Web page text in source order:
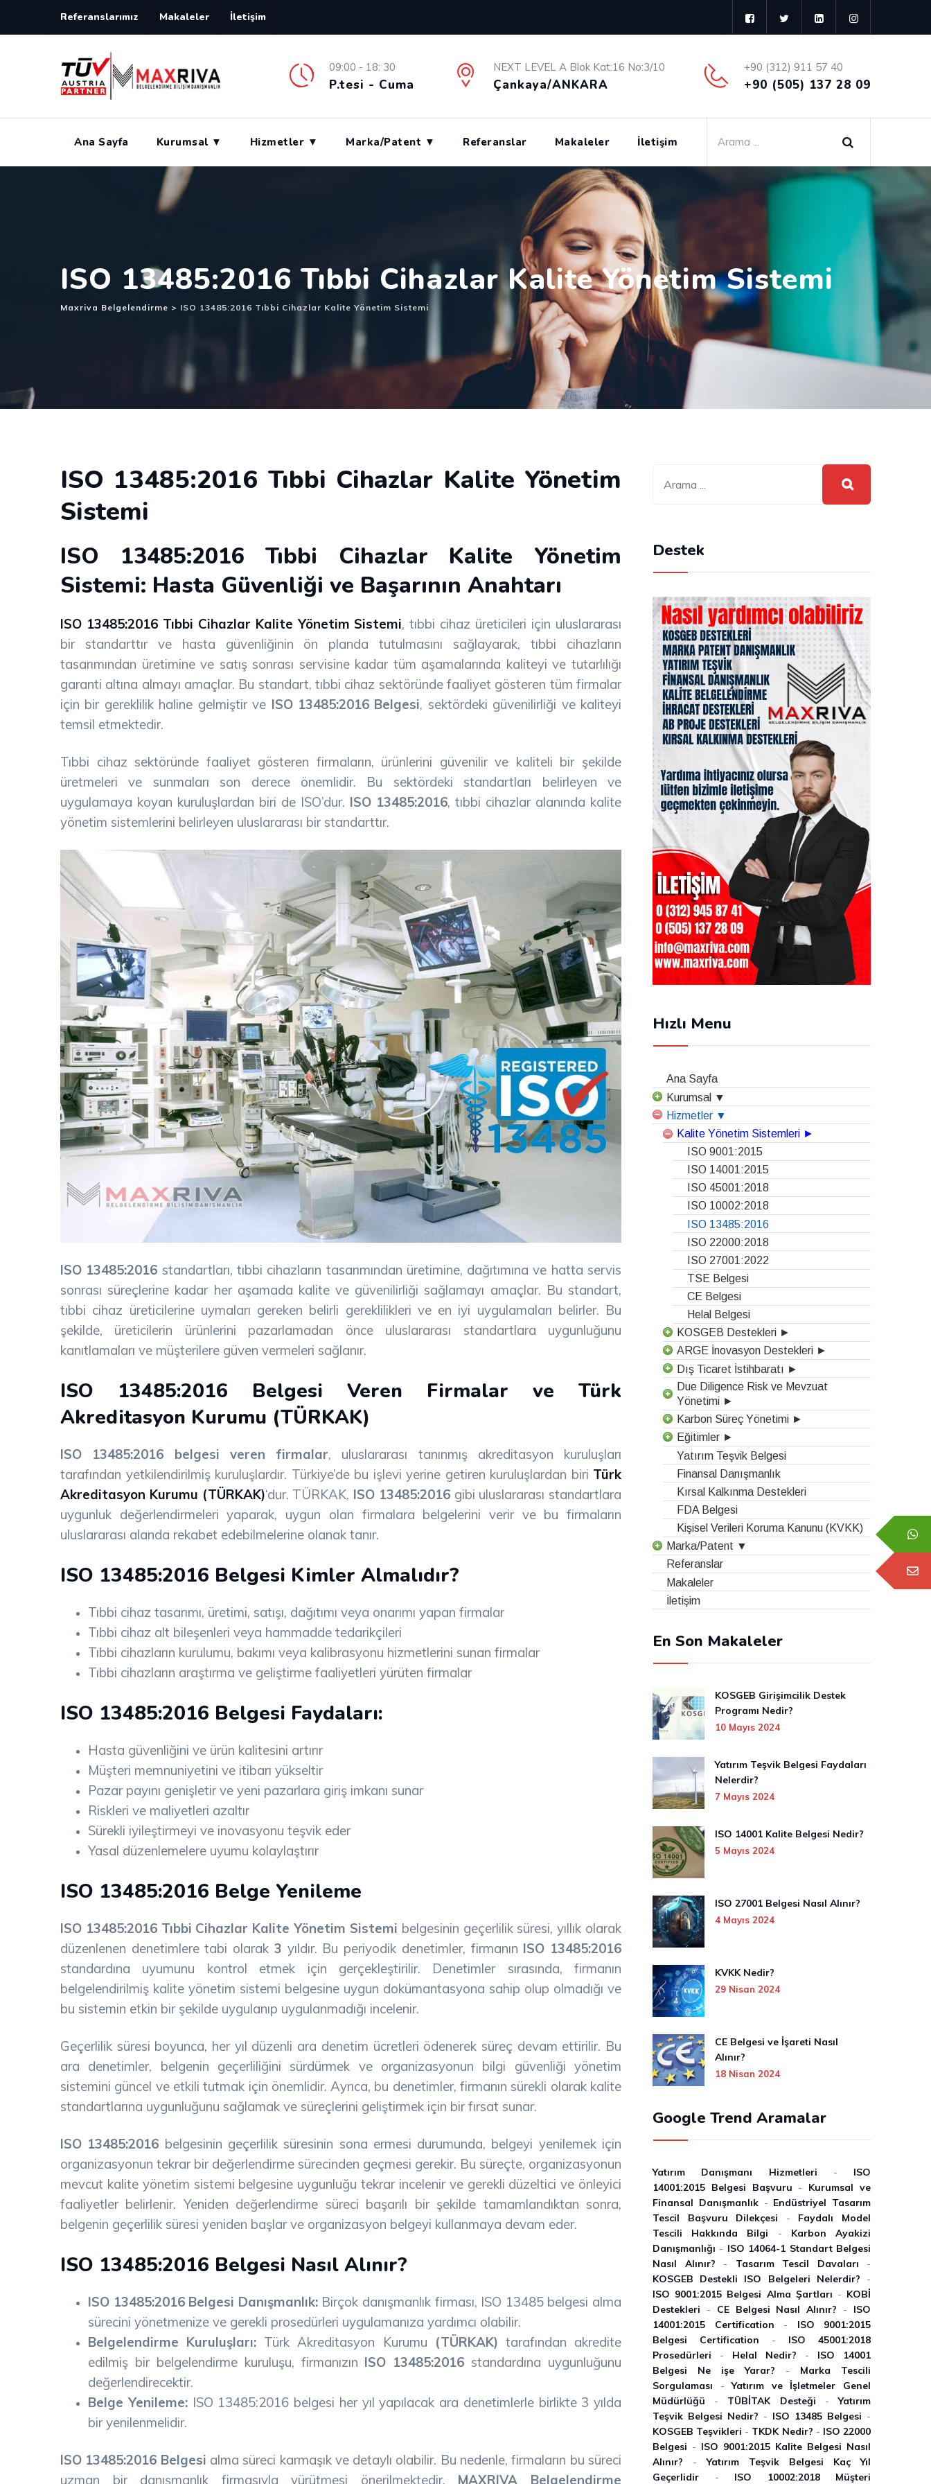
Referanslarımız Makaleler İletişim
09:00 - 18: 30
P.tesi - Cuma
NEXT LEVEL A Blok Kat:16 No:3/10
Çankaya/ANKARA
+90 (312) 911 57 40
+90 (505) 137 28 09
Ana Sayfa Kurumsal ▼ Hizmetler ▼ Marka/Patent ▼ Referanslar Makaleler İletişim
ISO 13485:2016 Tıbbi Cihazlar Kalite Yönetim Sistemi
Maxriva Belgelendirme > ISO 13485:2016 Tıbbi Cihazlar Kalite Yönetim Sistemi
ISO 13485:2016 Tıbbi Cihazlar Kalite Yönetim
Sistemi
ISO 13485:2016 Tıbbi Cihazlar Kalite Yönetim
Sistemi: Hasta Güvenliği ve Başarının Anahtarı
ISO 13485:2016 Tıbbi Cihazlar Kalite Yönetim Sistemi, tıbbi cihaz üreticileri için uluslararası
bir standarttır ve hasta güvenliğinin ön planda tutulmasını sağlayarak, tıbbi cihazların
tasarımından üretimine ve satış sonrası servisine kadar tüm aşamalarında kaliteyi ve tutarlılığı
garanti altına almayı amaçlar. Bu standart, tıbbi cihaz sektöründe faaliyet gösteren tüm firmalar
için bir gereklilik haline gelmiştir ve ISO 13485:2016 Belgesi, sektördeki güvenilirliği ve kaliteyi
temsil etmektedir.
Tıbbi cihaz sektöründe faaliyet gösteren firmaların, ürünlerini güvenilir ve kaliteli bir şekilde
üretmeleri ve sunmaları son derece önemlidir. Bu sektördeki standartları belirleyen ve
uygulamaya koyan kuruluşlardan biri de ISO’dur. ISO 13485:2016, tıbbi cihazlar alanında kalite
yönetim sistemlerini belirleyen uluslararası bir standarttır.
ISO 13485:2016 standartları, tıbbi cihazların tasarımından üretimine, dağıtımına ve hatta servis
sonrası süreçlerine kadar her aşamada kalite ve güvenilirliği sağlamayı amaçlar. Bu standart,
tıbbi cihaz üreticilerine uymaları gereken belirli gereklilikleri ve en iyi uygulamaları belirler. Bu
şekilde, üreticilerin ürünlerini pazarlamadan önce uluslararası standartlara uygunluğunu
kanıtlamaları ve müşterilere güven vermeleri sağlanır.
ISO 13485:2016 Belgesi Veren Firmalar ve Türk
Akreditasyon Kurumu (TÜRKAK)
ISO 13485:2016 belgesi veren firmalar, uluslararası tanınmış akreditasyon kuruluşları
tarafından yetkilendirilmiş kuruluşlardır. Türkiye’de bu işlevi yerine getiren kuruluşlardan biri Türk
Akreditasyon Kurumu (TÜRKAK)‘dur. TÜRKAK, ISO 13485:2016gibi uluslararası standartlara
uygunluk değerlendirmeleri yaparak, uygun olan firmalara belgelerini verir ve bu firmaların
uluslararası alanda rekabet edebilmelerine olanak tanır.
ISO 13485:2016 Belgesi Kimler Almalıdır?
Tıbbi cihaz tasarımı, üretimi, satışı, dağıtımı veya onarımı yapan firmalar
Tıbbi cihaz alt bileşenleri veya hammadde tedarikçileri
Tıbbi cihazların kurulumu, bakımı veya kalibrasyonu hizmetlerini sunan firmalar
Tıbbi cihazların araştırma ve geliştirme faaliyetleri yürüten firmalar
ISO 13485:2016 Belgesi Faydaları:
Hasta güvenliğini ve ürün kalitesini artırır
Müşteri memnuniyetini ve itibarı yükseltir
Pazar payını genişletir ve yeni pazarlara giriş imkanı sunar
Riskleri ve maliyetleri azaltır
Sürekli iyileştirmeyi ve inovasyonu teşvik eder
Yasal düzenlemelere uyumu kolaylaştırır
ISO 13485:2016 Belge Yenileme
ISO 13485:2016 Tıbbi Cihazlar Kalite Yönetim Sistemi belgesinin geçerlilik süresi, yıllık olarak
düzenlenen denetimlere tabi olarak 3 yıldır. Bu periyodik denetimler, firmanın ISO 13485:2016
standardına uyumunu kontrol etmek için gerçekleştirilir. Denetimler sırasında, firmanın
belgelendirilmiş kalite yönetim sistemi belgesine uygun dokümantasyona sahip olup olmadığı ve
bu sistemin etkin bir şekilde uygulanıp uygulanmadığı incelenir.
Geçerlilik süresi boyunca, her yıl düzenli ara denetim ücretleri ödenerek süreç devam ettirilir. Bu
ara denetimler, belgenin geçerliliğini sürdürmek ve organizasyonun bilgi güvenliği yönetim
sistemini güncel ve etkili tutmak için önemlidir. Ayrıca, bu denetimler, firmanın sürekli olarak kalite
standartlarına uygunluğunu sağlamak ve süreçlerini geliştirmek için bir fırsat sunar.
ISO 13485:2016 belgesinin geçerlilik süresinin sona ermesi durumunda, belgeyi yenilemek için
organizasyonun tekrar bir değerlendirme sürecinden geçmesi gerekir. Bu süreçte, organizasyonun
mevcut kalite yönetim sistemi belgesine uygunluğu tekrar incelenir ve gerekli düzeltici ve önleyici
faaliyetler belirlenir. Yeniden değerlendirme süreci başarılı bir şekilde tamamlandıktan sonra,
belgenin geçerlilik süresi yeniden başlar ve organizasyon belgeyi kullanmaya devam eder.
ISO 13485:2016 Belgesi Nasıl Alınır?
ISO 13485:2016 Belgesi Danışmanlık:Birçok danışmanlık firması, ISO 13485 belgesi alma
sürecini yönetmenize ve gerekli prosedürleri uygulamanıza yardımcı olabilir.
Belgelendirme Kuruluşları: Türk Akreditasyon Kurumu (TÜRKAK) tarafından akredite
edilmiş bir belgelendirme kuruluşu, firmanızın ISO 13485:2016 standardına uygunluğunu
değerlendirecektir.
Belge Yenileme:ISO 13485:2016 belgesi her yıl yapılacak ara denetimlerle birlikte 3 yılda
bir yenilenmelidir.
ISO 13485:2016 Belgesi alma süreci karmaşık ve detaylı olabilir. Bu nedenle, firmaların bu süreci
uzman bir danışmanlık firmasıyla yürütmesi önerilmektedir. MAXRIVA Belgelendirme
Destek
Hızlı Menu
Ana Sayfa
Kurumsal ▼
Hizmetler ▼
Kalite Yönetim Sistemleri ►
ISO 9001:2015
ISO 14001:2015
ISO 45001:2018
ISO 10002:2018
ISO 13485:2016
ISO 22000:2018
ISO 27001:2022
TSE Belgesi
CE Belgesi
Helal Belgesi
KOSGEB Destekleri ►
ARGE İnovasyon Destekleri ►
Dış Ticaret İstihbaratı ►
Due Diligence Risk ve Mevzuat
Yönetimi ►
Karbon Süreç Yönetimi ►
Eğitimler ►
Yatırım Teşvik Belgesi
Finansal Danışmanlık
Kırsal Kalkınma Destekleri
FDA Belgesi
Kişisel Verileri Koruma Kanunu (KVKK)
Marka/Patent ▼
Referanslar
Makaleler
İletişim
En Son Makaleler
KOSGEB Girişimcilik Destek
Programı Nedir?
10 Mayıs 2024
Yatırım Teşvik Belgesi Faydaları
Nelerdir?
7 Mayıs 2024
ISO 14001 Kalite Belgesi Nedir?
5 Mayıs 2024
ISO 27001 Belgesi Nasıl Alınır?
4 Mayıs 2024
KVKK Nedir?
29 Nisan 2024
CE Belgesi ve İşareti Nasıl
Alınır?
18 Nisan 2024
Google Trend Aramalar
Yatırım Danışmanı Hizmetleri - ISO
14001:2015 Belgesi Başvuru - Kurumsal ve
Finansal Danışmanlık- Endüstriyel Tasarım
Tescil Başvuru Dilekçesi - Faydalı Model
Tescili Hakkında Bilgi - Karbon Ayakizi
Danışmanlığı - ISO 14064-1 Standart Belgesi
Nasıl Alınır? - Tasarım Tescil Davaları -
KOSGEB Destekli ISO Belgeleri Nelerdir? -
ISO 9001:2015 Belgesi Alma Şartları - KOBİ
Destekleri - CE Belgesi Nasıl Alınır? - ISO
14001:2015 Certification - ISO 9001:2015
Belgesi Certification - ISO 45001:2018
Prosedürleri - Helal Nedir? - ISO 14001
Belgesi Ne işe Yarar? - Marka Tescili
Sorgulaması -Yatırım ve İşletmeler Genel
Müdürlüğü - TÜBİTAK Desteği -Yatırım
Teşvik Belgesi Nedir? - ISO 13485 Belgesi -
KOSGEB Teşvikleri - TKDK Nedir? - ISO 22000
Belgesi - ISO 9001:2015 Kalite Belgesi Nasıl
Alınır? -Yatırım Teşvik Belgesi Kaç Yıl
Geçerlidir - ISO 10002:2018 Müşteri